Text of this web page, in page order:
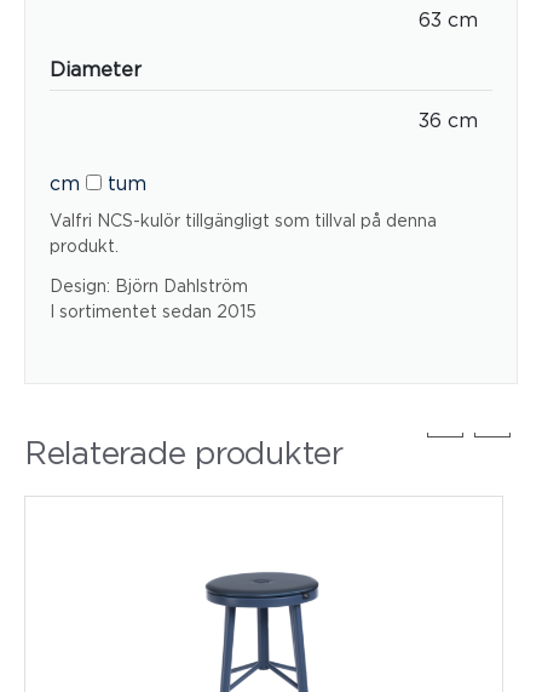
63 cm
Diameter
36 cm
cm tum
Valfri NCS-kulör tillgängligt som tillval på denna
produkt.
Design: Björn Dahlström
I sortimentet sedan 2015
Relaterade produkter